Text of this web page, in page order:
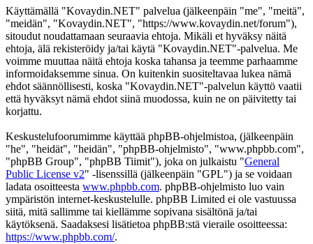
Käyttämällä "Kovaydin.NET" palvelua (jälkeenpäin "me", "meitä",
"meidän", "Kovaydin.NET", "https://www.kovaydin.net/forum"),
sitoudut noudattamaan seuraavia ehtoja. Mikäli et hyväksy näitä
ehtoja, älä rekisteröidy ja/tai käytä "Kovaydin.NET"-palvelua. Me
voimme muuttaa näitä ehtoja koska tahansa ja teemme parhaamme
informoidaksemme sinua. On kuitenkin suositeltavaa lukea nämä
ehdot säännöllisesti, koska "Kovaydin.NET"-palvelun käyttö vaatii
että hyväksyt nämä ehdot siinä muodossa, kuin ne on päivitetty tai
korjattu.
Keskustelufoorumimme käyttää phpBB-ohjelmistoa, (jälkeenpäin
"he", "heidät", "heidän", "phpBB-ohjelmisto", "www.phpbb.com",
"phpBB Group", "phpBB Tiimit"), joka on julkaistu "General
Public License v2" -lisenssillä (jälkeenpäin "GPL") ja se voidaan
ladata osoitteesta www.phpbb.com. phpBB-ohjelmisto luo vain
ympäristön internet-keskustelulle. phpBB Limited ei ole vastuussa
siitä, mitä sallimme tai kiellämme sopivana sisältönä ja/tai
käytöksenä. Saadaksesi lisätietoa phpBB:stä vieraile osoitteessa:
https://www.phpbb.com/.